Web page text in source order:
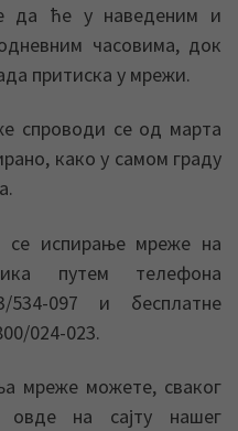
да ће у наведеним и
часовима, док
притиска у мрежи.
спроводи се од марта
како у самом граду
се испирање мреже на
путем телефона
534-097 и бесплатне
024-023.
мреже можете, сваког
овде на сајту нашег